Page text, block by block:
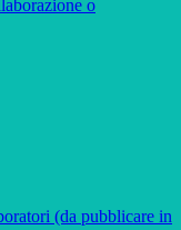
o
(da pubblicare in